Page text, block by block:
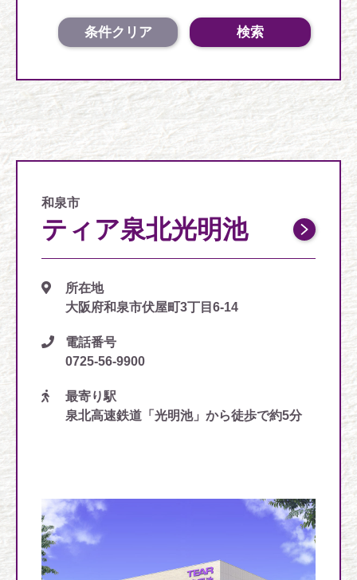
条件クリア 検索
和泉市
ティア泉北光明池
所在地
大阪府和泉市伏屋町3丁目6-14
電話番号
0725-56-9900
最寄り駅
泉北高速鉄道「光明池」から徒歩で約5分